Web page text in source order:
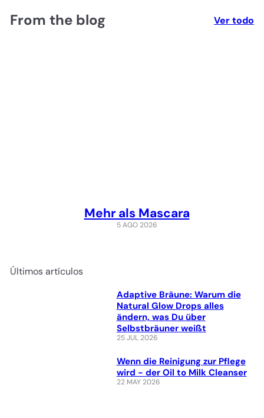
From the blog Ver todo
Mehr als Mascara
5 AGO 2026
Últimos artículos
Adaptive Bräune: Warum die
Natural Glow Drops alles
ändern, was Du über
Selbstbräuner weißt
25 JUL 2026
Wenn die Reinigung zur Pflege
wird - der Oil to Milk Cleanser
22 MAY 2026